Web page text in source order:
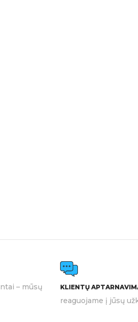
– mūsų
KLIENTŲ
reaguojame į jūsų